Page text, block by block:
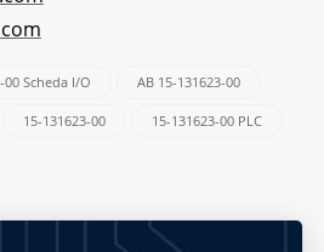
00 Scheda I/O AB 15-131623-00
15-131623-00 15-131623-00 PLC